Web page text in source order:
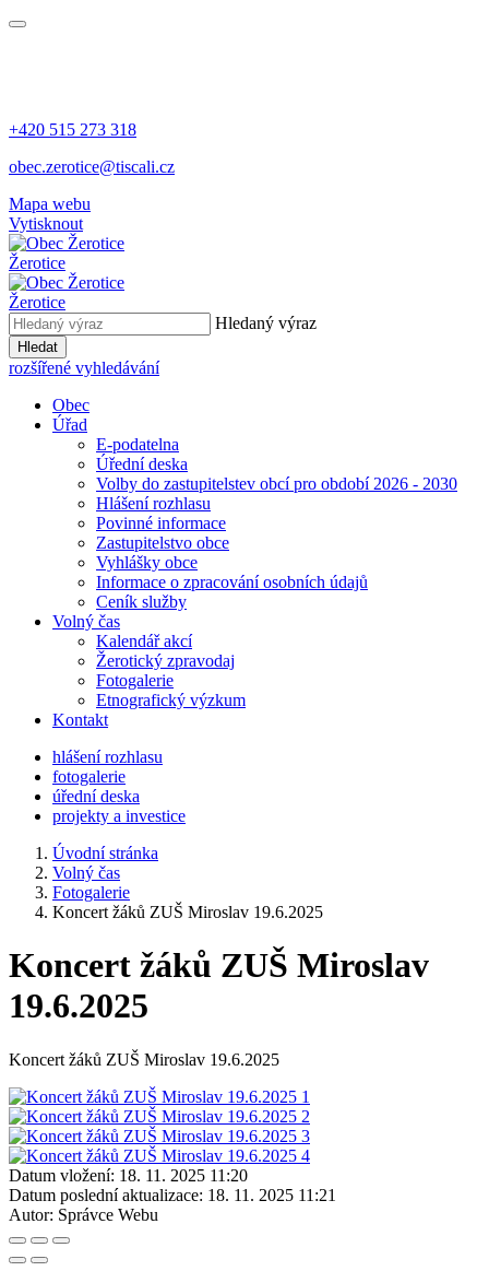
+420 515 273 318
obec.zerotice@tiscali.cz
Mapa webu
Vytisknout
Žerotice
Žerotice
Hledaný výraz
Hledat
rozšířené vyhledávání
Obec
Úřad
E-podatelna
Úřední deska
Volby do zastupitelstev obcí pro období 2026 - 2030
Hlášení rozhlasu
Povinné informace
Zastupitelstvo obce
Vyhlášky obce
Informace o zpracování osobních údajů
Ceník služby
Volný čas
Kalendář akcí
Žerotický zpravodaj
Fotogalerie
Etnografický výzkum
Kontakt
hlášení rozhlasu
fotogalerie
úřední deska
projekty a investice
Úvodní stránka
Volný čas
Fotogalerie
Koncert žáků ZUŠ Miroslav 19.6.2025
Koncert žáků ZUŠ Miroslav
19.6.2025
Koncert žáků ZUŠ Miroslav 19.6.2025
Datum vložení: 18. 11. 2025 11:20
Datum poslední aktualizace: 18. 11. 2025 11:21
Autor: Správce Webu